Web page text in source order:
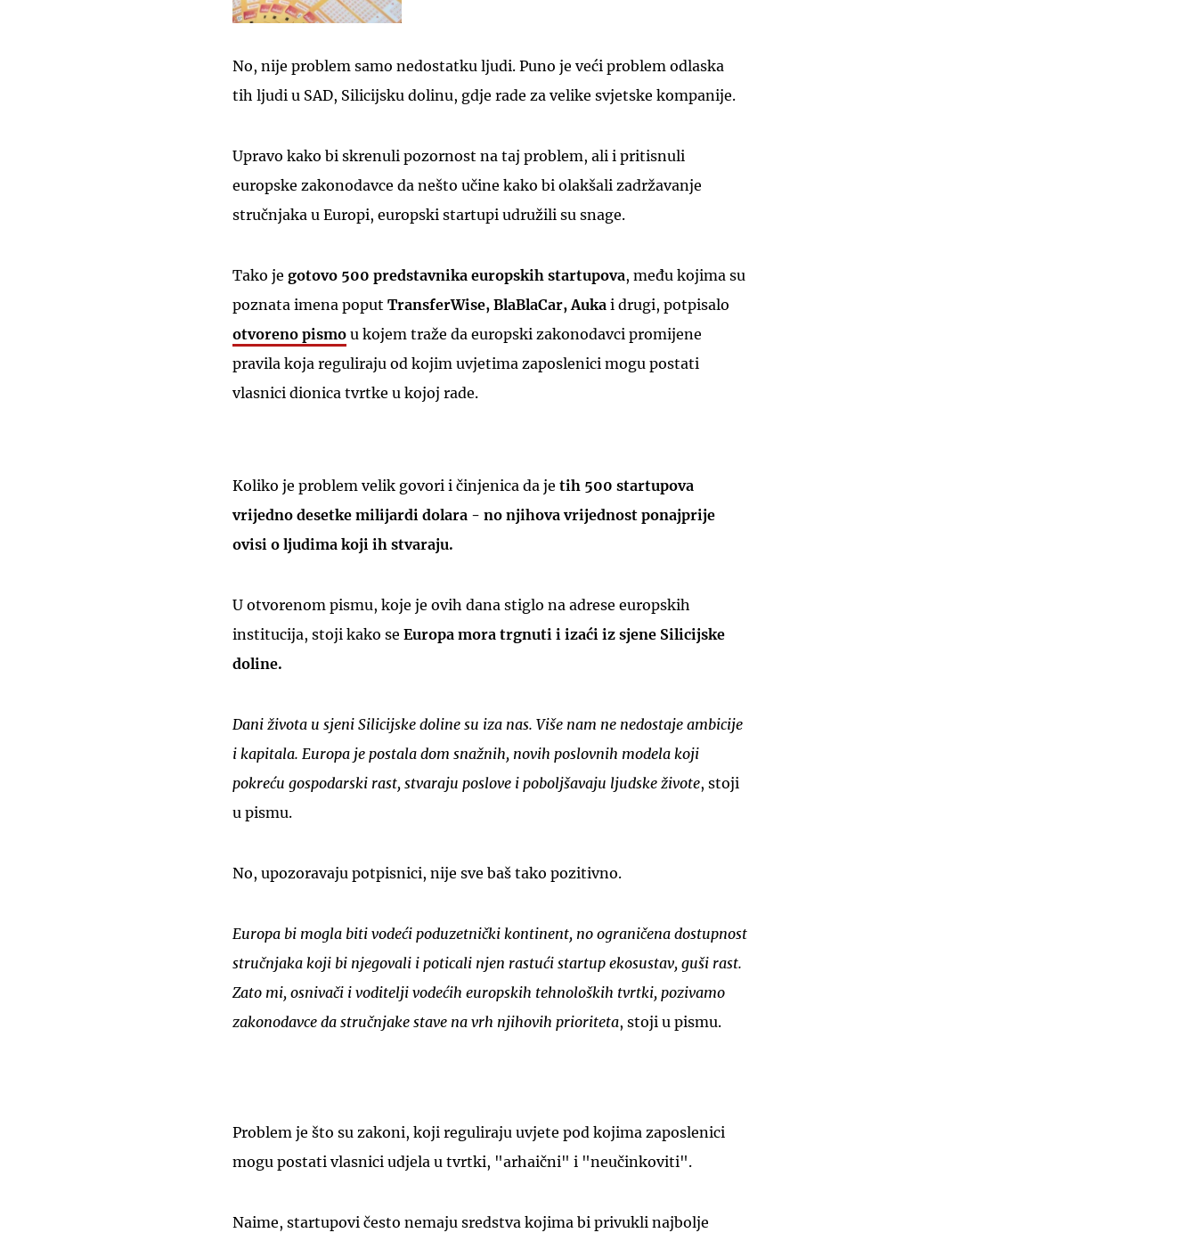
No, nije problem samo nedostatku ljudi. Puno je veći problem odlaska
tih ljudi u SAD, Silicijsku dolinu, gdje rade za velike svjetske kompanije.
Upravo kako bi skrenuli pozornost na taj problem, ali i pritisnuli
europske zakonodavce da nešto učine kako bi olakšali zadržavanje
stručnjaka u Europi, europski startupi udružili su snage.
Tako je gotovo 500 predstavnika europskih startupova, među kojima su
poznata imena poput TransferWise, BlaBlaCar, Auka i drugi, potpisalo
otvoreno pismo u kojem traže da europski zakonodavci promijene
pravila koja reguliraju od kojim uvjetima zaposlenici mogu postati
vlasnici dionica tvrtke u kojoj rade.
Koliko je problem velik govori i činjenica da je tih 500 startupova
vrijedno desetke milijardi dolara - no njihova vrijednost ponajprije
ovisi o ljudima koji ih stvaraju.
U otvorenom pismu, koje je ovih dana stiglo na adrese europskih
institucija, stoji kako se Europa mora trgnuti i izaći iz sjene Silicijske
doline.
Dani života u sjeni Silicijske doline su iza nas. Više nam ne nedostaje ambicije
i kapitala. Europa je postala dom snažnih, novih poslovnih modela koji
pokreću gospodarski rast, stvaraju poslove i poboljšavaju ljudske živote, stoji
u pismu.
No, upozoravaju potpisnici, nije sve baš tako pozitivno.
Europa bi mogla biti vodeći poduzetnički kontinent, no ograničena dostupnost
stručnjaka koji bi njegovali i poticali njen rastući startup ekosustav, guši rast.
Zato mi, osnivači i voditelji vodećih europskih tehnoloških tvrtki, pozivamo
zakonodavce da stručnjake stave na vrh njihovih prioriteta, stoji u pismu.
Problem je što su zakoni, koji reguliraju uvjete pod kojima zaposlenici
mogu postati vlasnici udjela u tvrtki, "arhaični" i "neučinkoviti".
Naime, startupovi često nemaju sredstva kojima bi privukli najbolje
UKLJUČITE NOTIFIKACIJE